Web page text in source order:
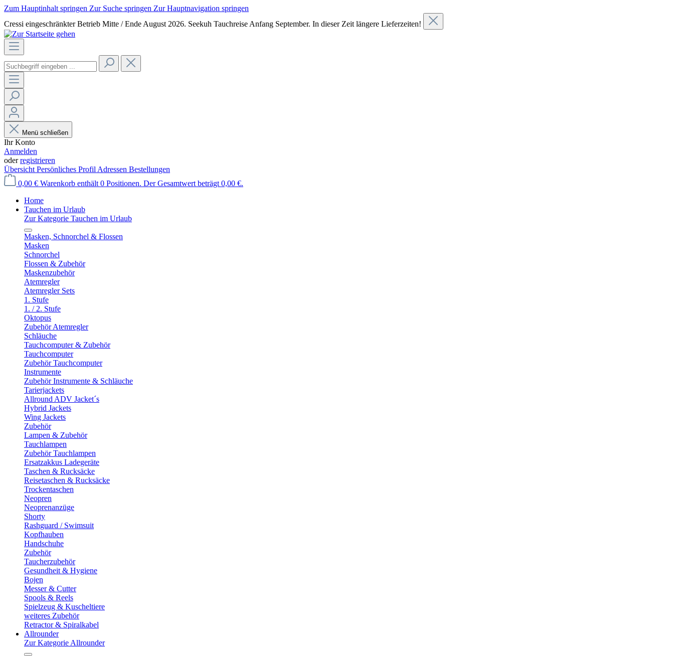
Zum Hauptinhalt springen Zur Suche springen Zur Hauptnavigation springen
Cressi eingeschränkter Betrieb Mitte / Ende August 2026. Seekuh Tauchreise Anfang September. In dieser Zeit längere Lieferzeiten!
Menü schließen
Ihr Konto
Anmelden
oderregistrieren
Übersicht Persönliches Profil Adressen Bestellungen
0,00 € Warenkorb enthält 0 Positionen. Der Gesamtwert beträgt 0,00 €.
Home
Tauchen im Urlaub
Zur Kategorie Tauchen im Urlaub
Masken, Schnorchel & Flossen
Masken
Schnorchel
Flossen & Zubehör
Maskenzubehör
Atemregler
Atemregler Sets
1. Stufe
1. / 2. Stufe
Oktopus
Zubehör Atemregler
Schläuche
Tauchcomputer & Zubehör
Tauchcomputer
Zubehör Tauchcomputer
Instrumente
Zubehör Instrumente & Schläuche
Tarierjackets
Allround ADV Jacket´s
Hybrid Jackets
Wing Jackets
Zubehör
Lampen & Zubehör
Tauchlampen
Zubehör Tauchlampen
Ersatzakkus Ladegeräte
Taschen & Rucksäcke
Reisetaschen & Rucksäcke
Trockentaschen
Neopren
Neoprenanzüge
Shorty
Rashguard / Swimsuit
Kopfhauben
Handschuhe
Zubehör
Taucherzubehör
Gesundheit & Hygiene
Bojen
Messer & Cutter
Spools & Reels
Spielzeug & Kuscheltiere
weiteres Zubehör
Retractor & Spiralkabel
Allrounder
Zur Kategorie Allrounder